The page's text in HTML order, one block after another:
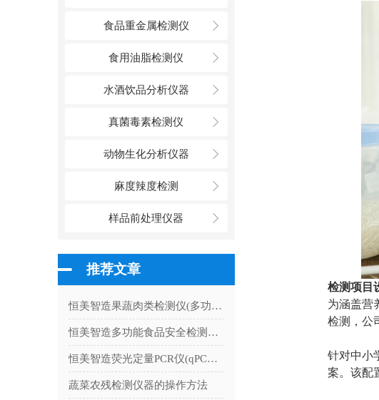
食品重金属检测仪
食用油脂检测仪
水酒饮品分析仪器
真菌毒素检测仪
动物生化分析仪器
麻度辣度检测
样品前处理仪器
推荐文章
恒美智造果蔬肉类检测仪(多功能肉制品安全检测仪)产品知识图谱
恒美智造多功能食品安全检测仪智能化技术解析：赋能食品安全快检新时代
恒美智造荧光定量PCR仪(qPCR仪)新手操作入门
蔬菜农残检测仪器的操作方法
检测项目
为涵盖营
检测，公
针对中小
案。该配